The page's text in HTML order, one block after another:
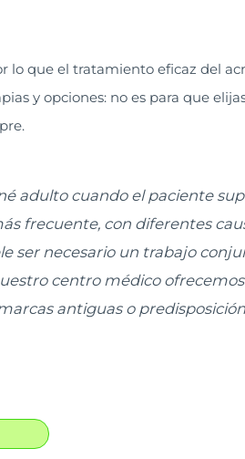
lo que el tratamiento eficaz del
y opciones: no es para que
adulto cuando el paciente
frecuente, con diferentes
ser necesario un trabajo
centro médico
antiguas o